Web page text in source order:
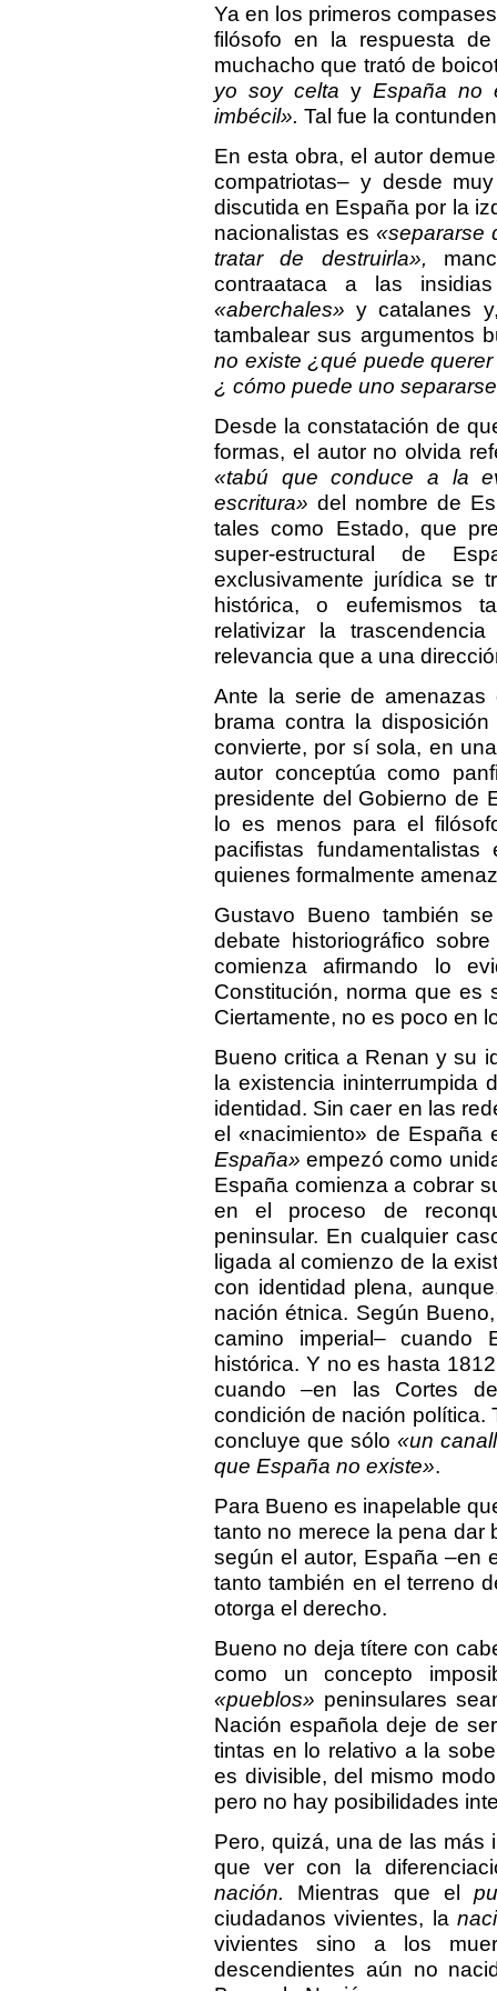
Ya en los primeros
filósofo en la respuesta
muchacho que trató de
yo soy celta y España no
imbécil». Tal fue la
En esta obra, el autor
compatriotas– y desde
discutida en España por la
nacionalistas es«separarse
tratar de destruirla»,
contraataca a las
«aberchales» y catalanes
tambalear sus argumentos
no existe ¿qué puede
¿ cómo puede uno
Desde la constatación de
formas, el autor no olvida
«tabú que conduce a la
escritura» del nombre de
tales como Estado, que
super-estructural de
exclusivamente jurídica se
histórica, o eufemismos
relativizar la
relevancia que a una
Ante la serie de
brama contra la
convierte, por sí sola, en
autor conceptúa como
presidente del Gobierno de
lo es menos para el
pacifistas
quienes formalmente
Gustavo Bueno también
debate historiográfico
comienza afirmando lo
Constitución, norma que es
Ciertamente, no es poco en
Bueno critica a Renan y su
la existencia ininterrumpida
identidad. Sin caer en las
el «nacimiento» de
España» empezó como
España comienza a cobrar
en el proceso de
peninsular. En cualquier
ligada al comienzo de la
con identidad plena,
nación étnica. Según
camino imperial– cuando
histórica. Y no es hasta
cuando –en las Cortes
condición de nación política.
concluye que sólo «un
que España no existe».
Para Bueno es inapelable
tanto no merece la pena dar
según el autor, España –en
tanto también en el terreno
otorga el derecho.
Bueno no deja títere con
como un concepto
«pueblos» peninsulares
Nación española deje de
tintas en lo relativo a la
es divisible, del mismo
pero no hay posibilidades
Pero, quizá, una de las más
que ver con la
nación. Mientras que el
ciudadanos vivientes, la
vivientes sino a los
descendientes aún no